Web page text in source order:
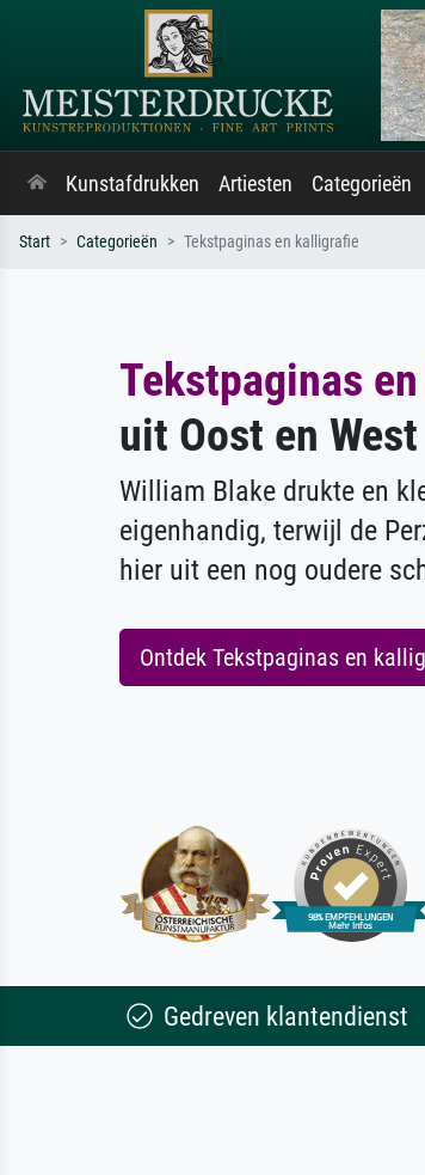
Kunstafdrukken Artiesten Categorieën
Start Categorieën Tekstpaginas en kalligrafie
Tekstpaginas
uit Oost en West
William Blake drukte en
eigenhandig, terwijl de
hier uit een nog oudere
Ontdek Tekstpaginas en
Gedreven klantendienst